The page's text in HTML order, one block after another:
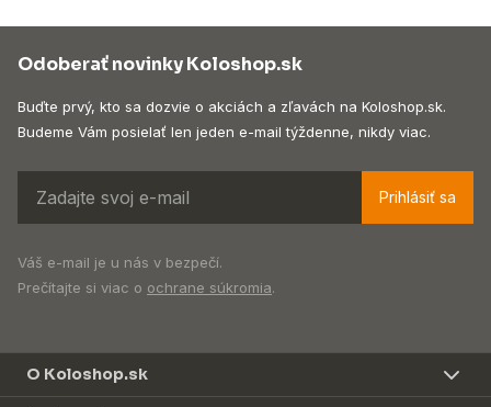
Odoberať novinky Koloshop.sk
Buďte prvý, kto sa dozvie o akciách a zľavách na Koloshop.sk.
Budeme Vám posielať len jeden e-mail týždenne, nikdy viac.
Prihlásiť sa
Váš e-mail je u nás v bezpečí.
Prečítajte si viac o ochrane súkromia.
O Koloshop.sk